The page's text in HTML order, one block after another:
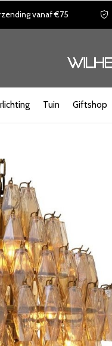
Tuin Giftshop
vanaf €75